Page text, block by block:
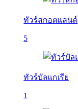
ทัวร์สกอตแลนด์
5
ทัวร์บัลเเกเรีย
1